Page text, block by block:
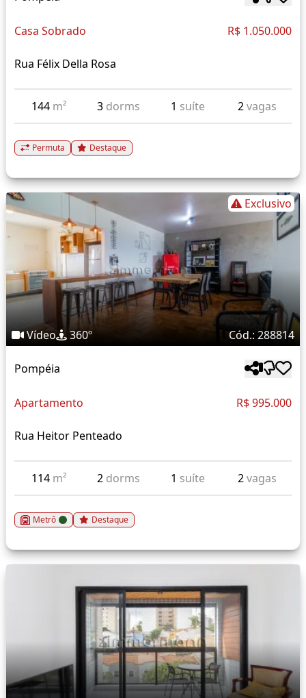
Casa Sobrado R$ 1.050.000
Rua Félix Della Rosa
144 m² 3 dorms 1 suíte 2vagas
Permuta Destaque
Exclusivo
Vídeo 360º Cód.: 288814
Pompéia
Apartamento R$ 995.000
Rua Heitor Penteado
114 m² 2 dorms 1 suíte 2vagas
Metrô Destaque